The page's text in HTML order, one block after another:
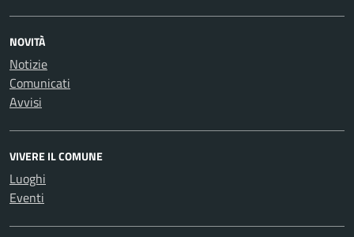
NOVITÀ
Notizie
Comunicati
Avvisi
VIVERE IL COMUNE
Luoghi
Eventi